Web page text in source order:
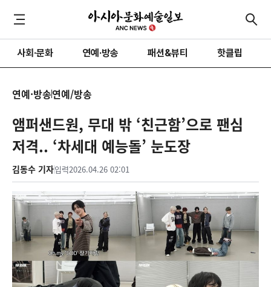
사회·문화 연예·방송 패션&뷰티 핫클립
연예·방송연예/방송
앰퍼샌드원, 무대 밖 ‘친근함’으로 팬심
저격.. ‘차세대 예능돌’ 눈도장
김동수 기자입력2026.04.26 02:01